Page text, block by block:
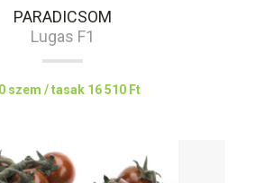
PARADICSOM
Lugas F1
szem / tasak 16 510 Ft